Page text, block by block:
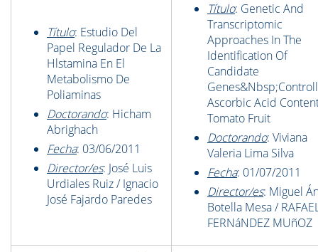
Título: Estudio Del
Papel Regulador De La
Hlstamina En El
Metabolismo De
Poliaminas
Doctorando: Hicham
Abrighach
Fecha: 03/06/2011
Director/es: José Luis
Urdiales Ruiz / Ignacio
José Fajardo Paredes
Título: Genetic And
Transcriptomic
Approaches In The
Identification Of
Candidate
Ascorbic Acid
Tomato Fruit
Doctorando: Viviana
Valeria Lima Silva
Fecha: 01/07/2011
Director/es: Miguel
Botella Mesa /
FERNáNDEZ MUñOZ